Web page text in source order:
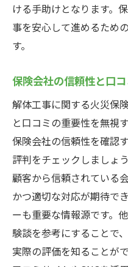
ける手助けとなります。
事を安心して進めるため
す。
保険会社の信頼性と口
解体工事に関する火災保
と口コミの重要性を無視
保険会社の信頼性を確認
評判をチェックしましょ
顧客から信頼されている
かつ適切な対応が期待で
ーも重要な情報源です。
験談を参考にすることで
実際の評価を知ることが